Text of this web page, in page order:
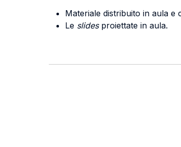
Materiale distribuito in aula e
Le slidesproiettate in aula.